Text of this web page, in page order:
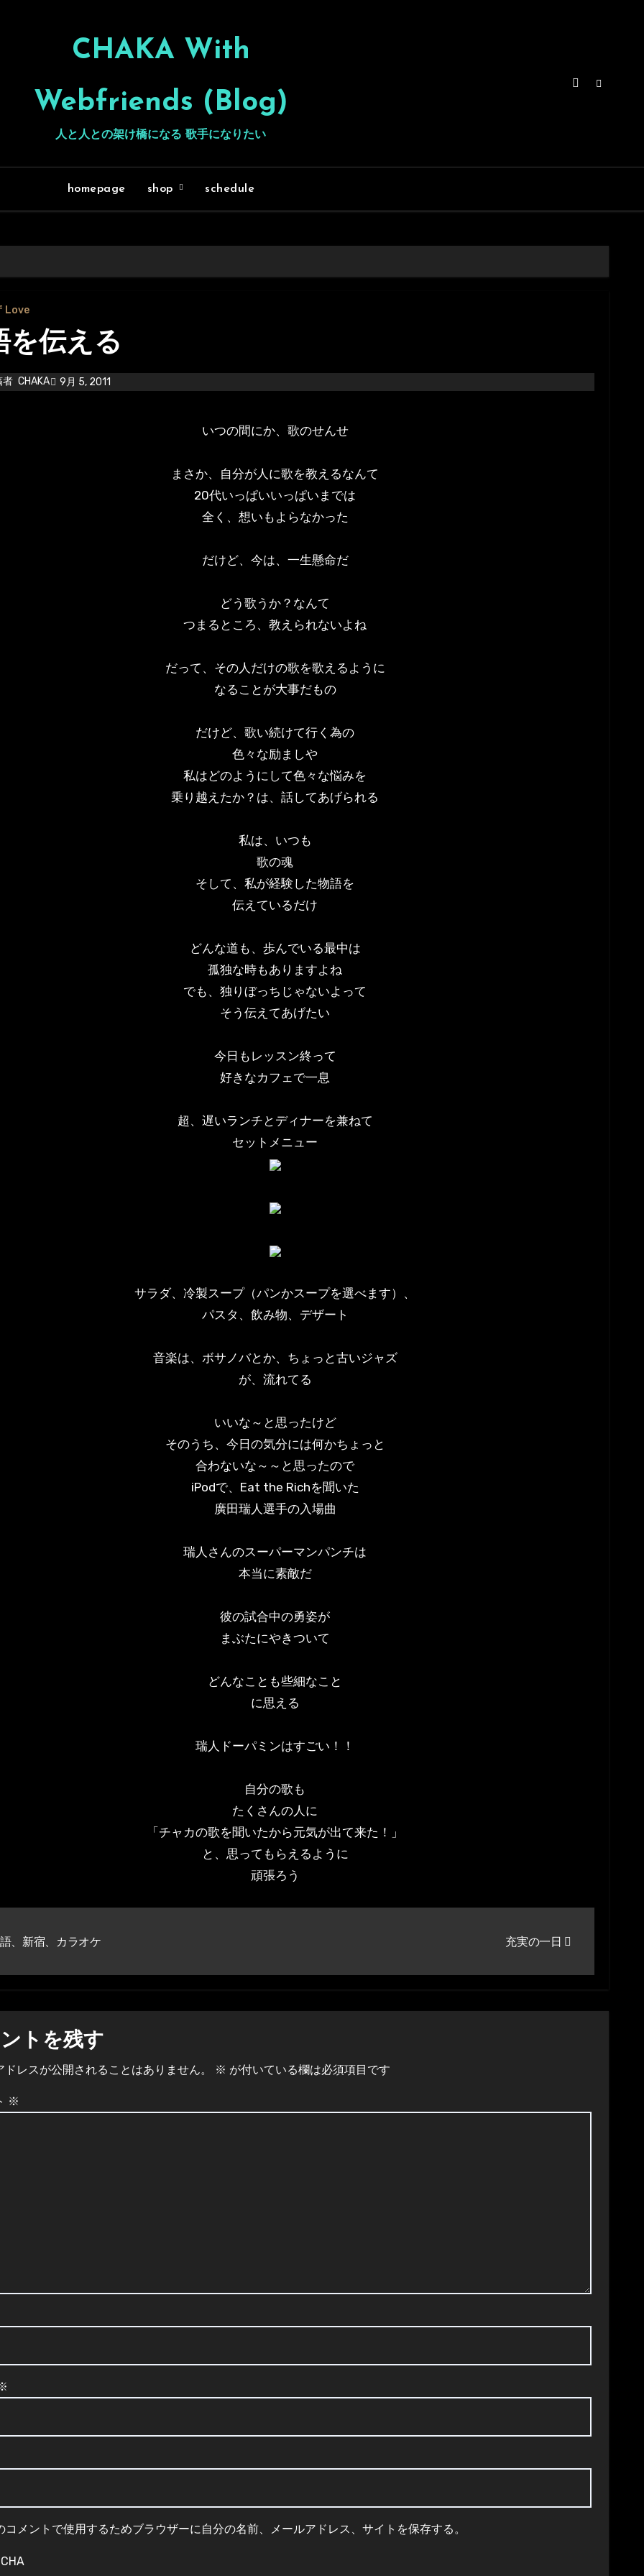
CHAKA With
Webfriends (Blog)
人と人との架け橋になる 歌手になりたい
homepage shop schedule
Love
を伝える
者 CHAKA 9月 5, 2011
いつの間にか、歌のせんせ
まさか、自分が人に歌を教えるなんて
20代いっぱいいっぱいまでは
全く、想いもよらなかった
だけど、今は、一生懸命だ
どう歌うか？なんて
つまるところ、教えられないよね
だって、その人だけの歌を歌えるように
なることが大事だもの
だけど、歌い続けて行く為の
色々な励ましや
私はどのようにして色々な悩みを
乗り越えたか？は、話してあげられる
私は、いつも
歌の魂
そして、私が経験した物語を
伝えているだけ
どんな道も、歩んでいる最中は
孤独な時もありますよね
でも、独りぼっちじゃないよって
そう伝えてあげたい
今日もレッスン終って
好きなカフェで一息
超、遅いランチとディナーを兼ねて
セットメニュー
サラダ、冷製スープ（パンかスープを選べます）、
パスタ、飲み物、デザート
音楽は、ボサノバとか、ちょっと古いジャズ
が、流れてる
いいな～と思ったけど
そのうち、今日の気分には何かちょっと
合わないな～～と思ったので
iPodで、Eat the Richを聞いた
廣田瑞人選手の入場曲
瑞人さんのスーパーマンパンチは
本当に素敵だ
彼の試合中の勇姿が
まぶたにやきついて
どんなことも些細なこと
に思える
瑞人ドーパミンはすごい！！
自分の歌も
たくさんの人に
「チャカの歌を聞いたから元気が出て来た！」
と、思ってもらえるように
頑張ろう
、新宿、カラオケ 充実の一日
トを残す
ドレスが公開されることはありません。 ※ が付いている欄は必須項目です
※
コメントで使用するためブラウザーに自分の名前、メールアドレス、サイトを保存する。